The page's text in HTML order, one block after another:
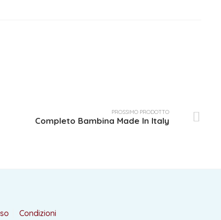
PROSSIMO PRODOTTO
Completo Bambina Made In Italy
Condizioni